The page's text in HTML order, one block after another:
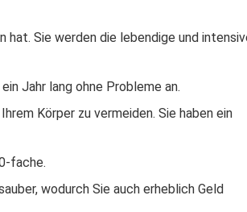
hat. Sie werden die lebendige und
Jahr lang ohne Probleme an.
Körper zu vermeiden. Sie haben ein
fache.
wodurch Sie auch erheblich Geld